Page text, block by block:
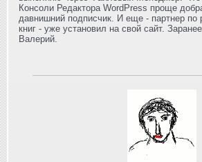
Консоли Редактора WordPress проще
давнишний подписчик. И еще - партнер по
книг - уже установил на свой сайт.
Валерий.